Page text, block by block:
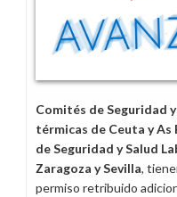
Comités de Seguridad
térmicas de Ceuta y As
de Seguridad y Salud
Zaragoza y Sevilla,
permiso retribuido